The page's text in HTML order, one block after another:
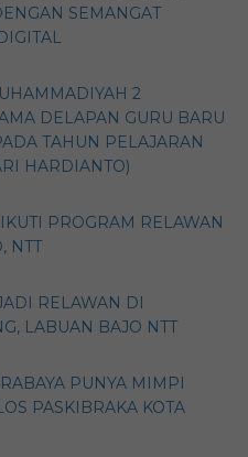
SEMANGAT
2
DELAPAN GURU BARU
TAHUN PELAJARAN
HARDIANTO)
PROGRAM RELAWAN
NTT
RELAWAN DI
LABUAN BAJO NTT
PUNYA MIMPI
PASKIBRAKA KOTA